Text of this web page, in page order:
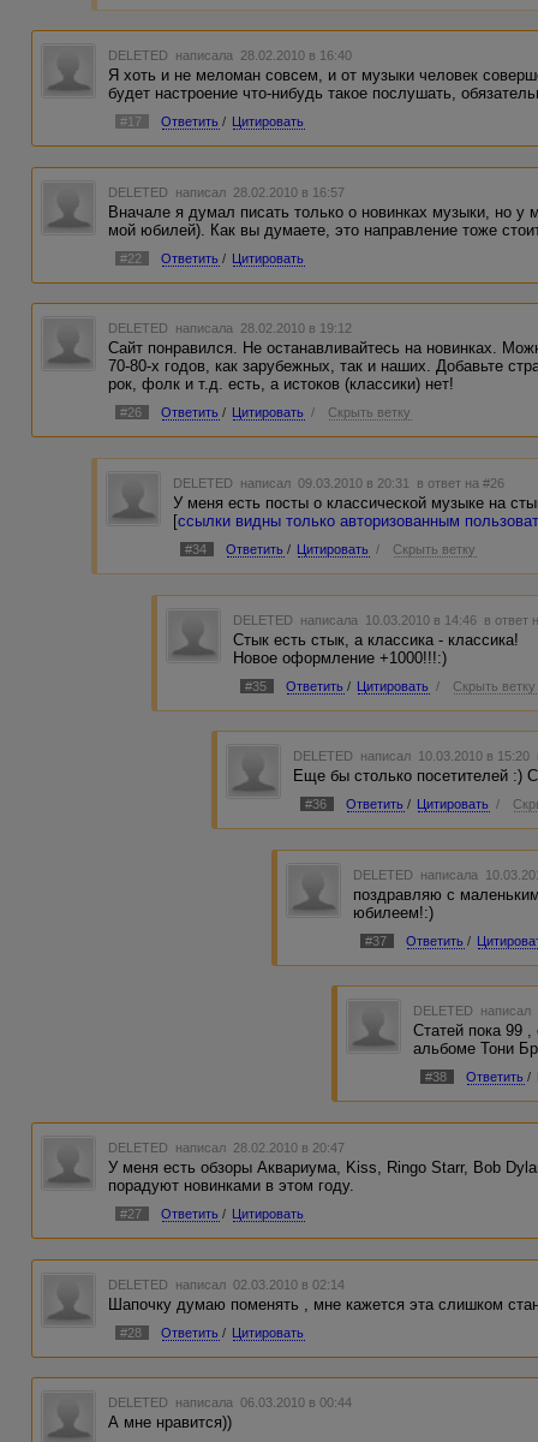
DELETED написала 28.02.2010 в 16:40
Я хоть и не меломан совсем, и от музыки человек
будет настроение что-нибудь такое послушать,
#17 Ответить / Цитировать
DELETED написал 28.02.2010 в 16:57
Вначале я думал писать только о новинках музыки, но у
мой юбилей). Как вы думаете, это направление тоже
#22 Ответить / Цитировать
DELETED написала 28.02.2010 в 19:12
Сайт понравился. Не останавливайтесь на новинках.
70-80-х годов, как зарубежных, так и наших. Добавьте
рок, фолк и т.д. есть, а истоков (классики) нет!
#26 Ответить / Цитировать / Скрыть ветку
DELETED написал 09.03.2010 в 20:31 в ответ на #26
У меня есть посты о классической музыке на
[ссылки видны только авторизованным
#34 Ответить / Цитировать / Скрыть ветку
DELETED написала 10.03.2010 в 14:46 в ответ
Стык есть стык, а классика - классика!
Новое оформление +1000!!!:)
#35 Ответить / Цитировать / Скрыть ветку
DELETED написал 10.03.2010 в 15:20
Еще бы столько посетителей :)
#36 Ответить / Цитировать /
DELETED написала
поздравляю с
юбилеем!:)
#37 Ответить /
DELETED
Статей пока 99
альбоме Тони
#38 Ответить /
DELETED написал 28.02.2010 в 20:47
У меня есть обзоры Аквариума, Kiss, Ringo Starr, Bob
порадуют новинками в этом году.
#27 Ответить / Цитировать
DELETED написал 02.03.2010 в 02:14
Шапочку думаю поменять , мне кажется эта слишком
#28 Ответить / Цитировать
DELETED написала 06.03.2010 в 00:44
А мне нравится))